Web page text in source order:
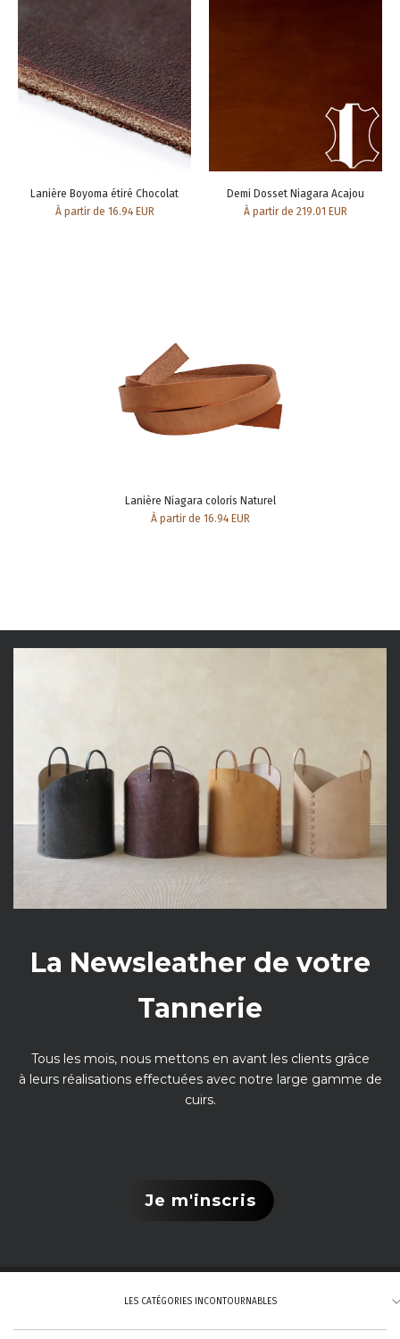
Lanière Boyoma étiré Chocolat
À partir de 16.94 EUR
Demi Dosset Niagara Acajou
À partir de 219.01 EUR
Lanière Niagara coloris Naturel
À partir de 16.94 EUR
La Newsleather de votre
Tannerie
Tous les mois, nous mettons en avant les clients grâce
à leurs réalisations effectuées avec notre large gamme de
cuirs.
Je m'inscris
LES CATÉGORIES INCONTOURNABLES